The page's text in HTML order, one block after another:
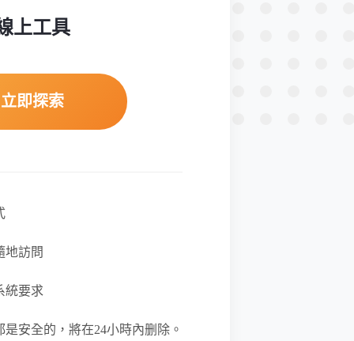
上工具
立即探索
地訪問
統要求
安全的，將在24小時內删除。